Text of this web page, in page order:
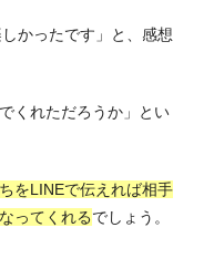
かったです」と、感想
くれただろうか」とい
をLINEで伝えれば相手
ってくれるでしょう。